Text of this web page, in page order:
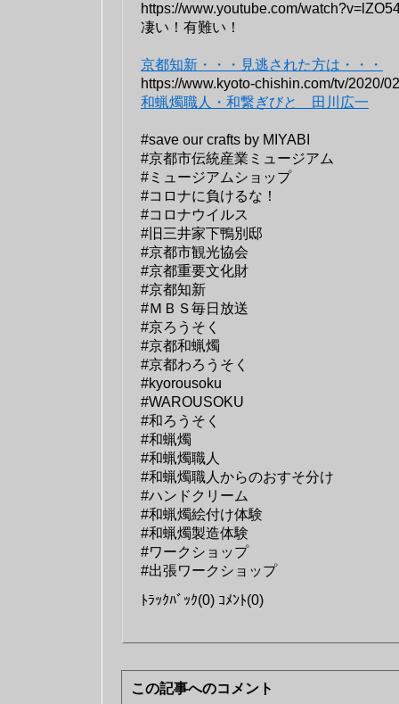
https://www.youtube.com/
凄い！有難い！
京都知新・・・見逃された方は・・・
https://www.kyoto-chishin.com/tv/2020/
和蝋燭職人・和繋ぎびと 田川広一
#save our crafts by MIYABI
#京都市伝統産業ミュージアム
#ミュージアムショップ
#コロナに負けるな！
#コロナウイルス
#旧三井家下鴨別邸
#京都市観光協会
#京都重要文化財
#京都知新
#ＭＢＳ毎日放送
#京ろうそく
#京都和蝋燭
#京都わろうそく
#kyorousoku
#WAROUSOKU
#和ろうそく
#和蝋燭
#和蝋燭職人
#和蝋燭職人からのおすそ分け
#ハンドクリーム
#和蝋燭絵付け体験
#和蝋燭製造体験
#ワークショップ
#出張ワークショップ
ﾄﾗｯｸﾊﾞｯｸ(0) ｺﾒﾝﾄ(0)
この記事へのコメント